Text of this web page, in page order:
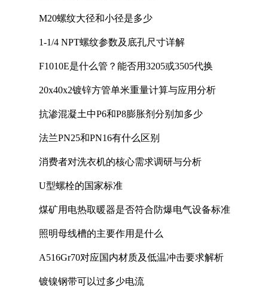
M20螺纹大径和小径是多少
1-1/4 NPT螺纹参数及底孔尺寸详解
F1010E是什么管？能否用3205或3505代换
20x40x2镀锌方管单米重量计算与应用分析
抗渗混凝土中P6和P8膨胀剂分别加多少
法兰PN25和PN16有什么区别
消费者对洗衣机的核心需求调研与分析
U型螺栓的国家标准
煤矿用电热取暖器是否符合防爆电气设备标准
照明母线槽的主要作用是什么
A516Gr70对应国内材质及低温冲击要求解析
镀镍钢带可以过多少电流